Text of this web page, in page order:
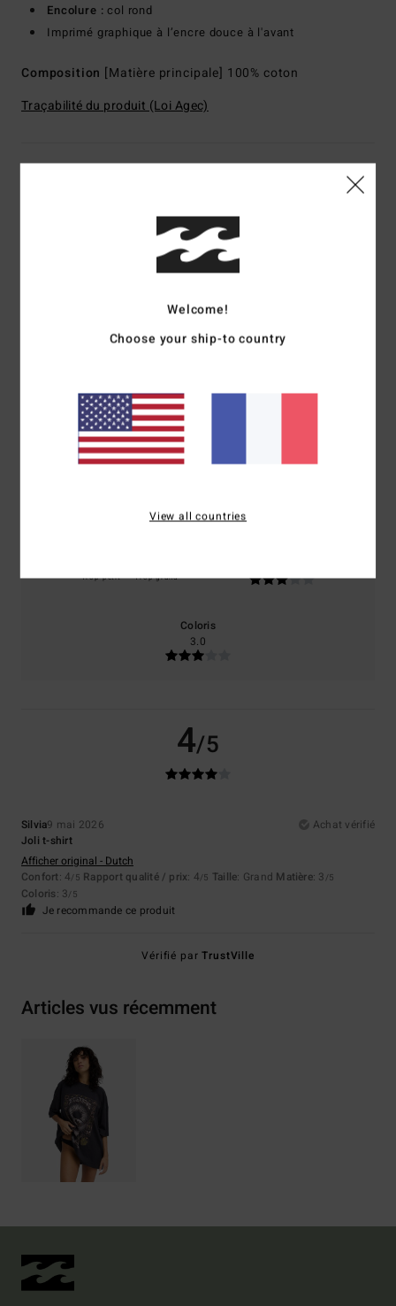
Encolure :col rond
Imprimé graphique à l’encre douce à l'avant
Composition [Matière principale] 100% coton
Traçabilité du produit (Loi Agec)
Note moyenne
4.0
basé sur1 avis vérifiés
100% de nos clients recommandent ce produit
Trop petit Trop grand
Coloris
3.0
4/5
Silvia9 mai 2026
Achat vérifié
Joli t-shirt
Afficher original - Dutch
Confort: 4/5 Rapport qualité / prix: 4/5 Taille: Grand Matière: 3 /5
Coloris: 3/5
Je recommande ce produit
Vérifié parTrustVille
Articles vus récemment
Welcome!
Choose your ship-to country
View all countries